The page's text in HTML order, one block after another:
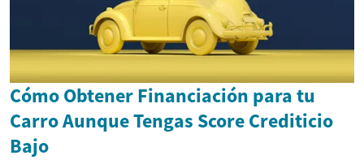
Cómo Obtener Financiación para tu
Carro Aunque Tengas Score Crediticio
Bajo